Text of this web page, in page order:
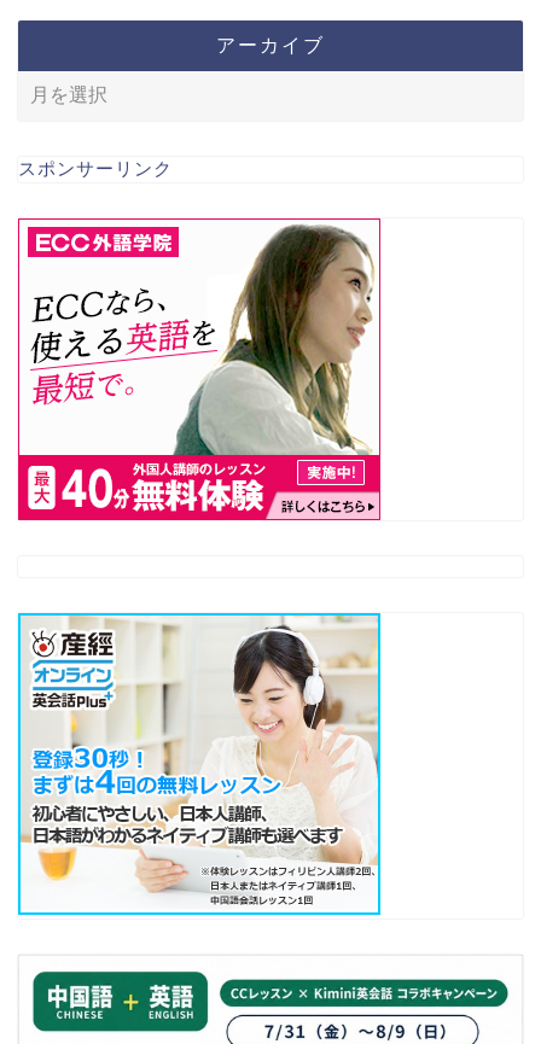
アーカイブ
スポンサーリンク